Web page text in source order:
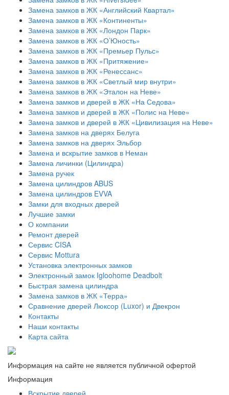
Замена замков в ЖК «Английский Квартал»
Замена замков в ЖК «Континенты»
Замена замков в ЖК «Лондон Парк»
Замена замков в ЖК «О’Юность»
Замена замков в ЖК «Премьер Пульс»
Замена замков в ЖК «Притяжение»
Замена замков в ЖК «Ренессанс»
Замена замков в ЖК «Светлый мир внутри»
Замена замков в ЖК «Эталон на Неве»
Замена замков и дверей в ЖК «На Седова»
Замена замков и дверей в ЖК «Полис на Неве»
Замена замков и дверей в ЖК «Цивилизация на Неве»
Замена замков на дверях Белуга
Замена замков на дверях Эльбор
Замена и вскрытие замков в Неман
Замена личинки (Цилиндра)
Замена ручек
Замена цилиндров ABUS
Замена цилиндров EVVA
Замки для входных дверей
Лучшие замки
О компании
Ремонт дверей
Сервис CISA
Сервис Mottura
Установка электронных замков
Электронный замок Igloohome Deadbolt
​Быстрая замена цилиндра
Замена замков в ЖК «Терра»
Сравнение дверей Люксор (Luxor) и Двекрон
Контакты
Наши контакты
Карта сайта
Информация на сайте не является публичной офертой
Информация
Вскрытие дверей